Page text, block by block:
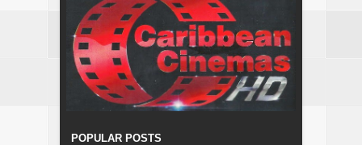
POPULAR POSTS